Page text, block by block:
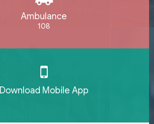
Ambulance
108
Download Mobile App